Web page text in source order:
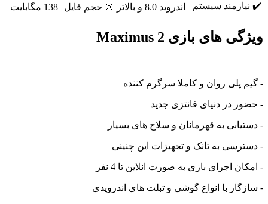
✔️ نیازمند سیستم
اندروید 8.0 و بالاتر 🔆 حجم فایل 138 مگابایت
ویژگی های بازی Maximus 2
- گیم پلی روان و کاملا سرگرم کننده
- حضور در دنیای فانتزی جدید
- دستیابی به قهرمانان و سلاح های بسیار
- دسترسی به تانک و تجهیزات این چنینی
- امکان اجرای بازی به صورت انلاین تا 4 نفر
- سازگار با انواع گوشی و تبلت های اندرویدی